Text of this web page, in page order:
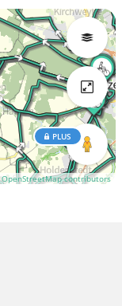
contributors
PLUS